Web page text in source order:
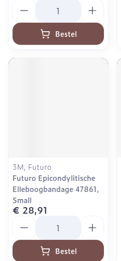
Bestel
3M, Futuro
Futuro Epicondylitische
Elleboogbandage 47861,
Small
€ 28,91
Bestel